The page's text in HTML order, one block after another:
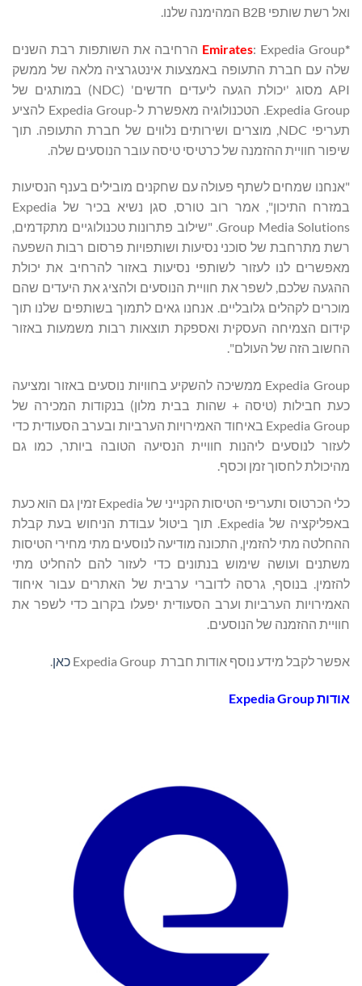
ואל רשת שותפי B2B המהימנה שלנו.
*
Emirates : Expedia Group הרחיבה את השותפות רבת השנים
שלה עם חברת התעופה באמצעות אינטגרציה מלאה של ממשק
API מסוג 'יכולת הגעה ליעדים חדשים' (NDC) במותגים של
Expedia Group. הטכנולוגיה מאפשרת ל-Expedia Group להציע
תעריפי NDC, מוצרים ושירותים נלווים של חברת התעופה. תוך
שיפור חוויית ההזמנה של כרטיסי טיסה עובר הנוסעים שלה.
"אנחנו שמחים לשתף פעולה עם שחקנים מובילים בענף הנסיעות
במזרח התיכון", אמר רוב טורס, סגן נשיא בכיר של Expedia
Group Media Solutions. "שילוב פתרונות טכנולוגיים מתקדמים,
רשת מתרחבת של סוכני נסיעות ושותפויות פרסום רבות השפעה
מאפשרים לנו לעזור לשותפי נסיעות באזור להרחיב את יכולת
ההגעה שלכם, לשפר את חוויית הנוסעים ולהציג את היעדים שהם
מוכרים לקהלים גלובליים. אנחנו גאים לתמוך בשותפים שלנו תוך
קידום הצמיחה העסקית ואספקת תוצאות רבות משמעות באזור
החשוב הזה של העולם".
Expedia Group ממשיכה להשקיע בחוויות נוסעים באזור ומציעה
כעת חבילות (טיסה + שהות בבית מלון) בנקודות המכירה של
Expedia Group באיחוד האמירויות הערביות ובערב הסעודית כדי
לעזור לנוסעים ליהנות חוויית הנסיעה הטובה ביותר, כמו גם
מהיכולת לחסוך זמן וכסף.
כלי הכרטוס ותעריפי הטיסות הקנייני של Expedia זמין גם הוא כעת
באפליקציה של Expedia. תוך ביטול עבודת הניחוש בעת קבלת
ההחלטה מתי להזמין, התכונה מודיעה לנוסעים מתי מחירי הטיסות
משתנים ועושה שימוש בנתונים כדי לעזור להם להחליט מתי
להזמין. בנוסף, גרסה לדוברי ערבית של האתרים עבור איחוד
האמירויות הערביות וערב הסעודית יפעלו בקרוב כדי לשפר את
חוויית ההזמנה של הנוסעים.
אפשר לקבל מידע נוסף אודות חברת Expedia Group כאן
אודותExpedia Group